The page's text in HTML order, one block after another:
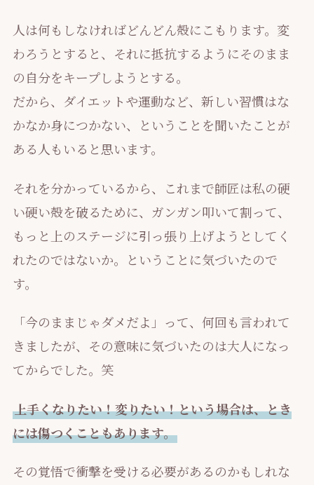
人は何もしなければどんどん殻にこもります。変
わろうとすると、それに抵抗するようにそのまま
の自分をキープしようとする。
だから、ダイエットや運動など、新しい習慣はな
かなか身につかない、ということを聞いたことが
ある人もいると思います。
それを分かっているから、これまで師匠は私の硬
い硬い殻を破るために、ガンガン叩いて割って、
もっと上のステージに引っ張り上げようとしてく
れたのではないか。ということに気づいたので
す。
「今のままじゃダメだよ」って、何回も言われて
きましたが、その意味に気づいたのは大人になっ
てからでした。笑
上手くなりたい！変りたい！という場合は、とき
には傷つくこともあります。
その覚悟で衝撃を受ける必要があるのかもしれな